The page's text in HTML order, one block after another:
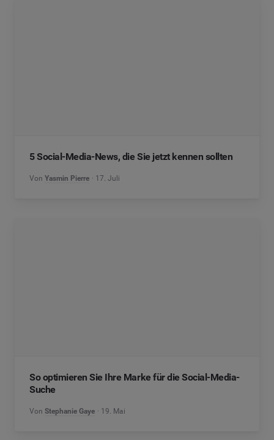
5 Social-Media-News, die Sie jetzt kennen sollten
Von Yasmin Pierre 17. Juli
So optimieren Sie Ihre Marke für die Social-Media-
Suche
Von Stephanie Gaye 19. Mai